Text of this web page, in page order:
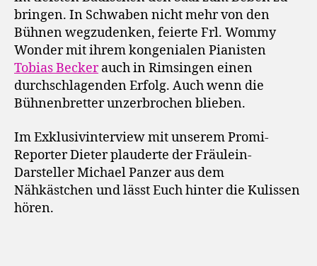
bringen. In Schwaben nicht mehr von den
Bühnen wegzudenken, feierte Frl. Wommy
Wonder mit ihrem kongenialen Pianisten
Tobias Beckerauch in Rimsingen einen
durchschlagenden Erfolg. Auch wenn die
Bühnenbretter unzerbrochen blieben.
Im Exklusivinterview mit unserem Promi-
Reporter Dieter plauderte der Fräulein-
Darsteller Michael Panzer aus dem
Nähkästchen und lässt Euch hinter die Kulissen
hören.